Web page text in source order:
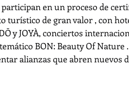
en un proceso de
turístico de gran valor , con
y JOYÀ, conciertos
BON: Beauty Of Nature .
alianzas que abren nuevos